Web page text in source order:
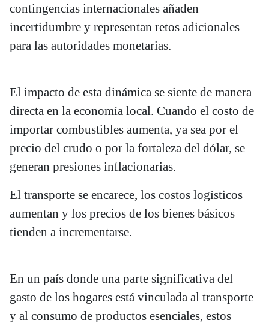
contingencias internacionales añaden
incertidumbre y representan retos adicionales
para las autoridades monetarias.
El impacto de esta dinámica se siente de manera
directa en la economía local. Cuando el costo de
importar combustibles aumenta, ya sea por el
precio del crudo o por la fortaleza del dólar, se
generan presiones inflacionarias.
El transporte se encarece, los costos logísticos
aumentan y los precios de los bienes básicos
tienden a incrementarse.
En un país donde una parte significativa del
gasto de los hogares está vinculada al transporte
y al consumo de productos esenciales, estos